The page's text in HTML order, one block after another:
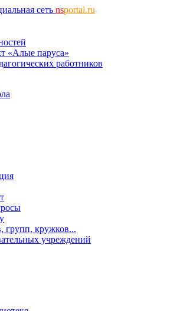
сеть nsportal.ru
«Алые паруса»
работников
групп, кружков...
учреждений